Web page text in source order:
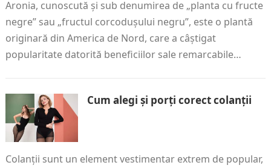
Aronia, cunoscută și sub denumirea de „planta cu fructe
negre” sau „fructul corcodușului negru”, este o plantă
originară din America de Nord, care a câștigat
popularitate datorită beneficiilor sale remarcabile…
Cum alegi și porți corect colanții
Colanții sunt un element vestimentar extrem de popular,